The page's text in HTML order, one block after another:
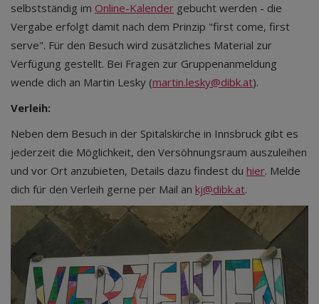
selbstständig im Online-Kalender gebucht werden - die
Vergabe erfolgt damit nach dem Prinzip "first come, first
serve". Für den Besuch wird zusätzliches Material zur
Verfügung gestellt. Bei Fragen zur Gruppenanmeldung
wende dich an Martin Lesky (martin.lesky@dibk.at).
Verleih:
Neben dem Besuch in der Spitalskirche in Innsbruck gibt es
jederzeit die Möglichkeit, den Versöhnungsraum auszuleihen
und vor Ort anzubieten, Details dazu findest du hier. Melde
dich für den Verleih gerne per Mail an kj@dibk.at.